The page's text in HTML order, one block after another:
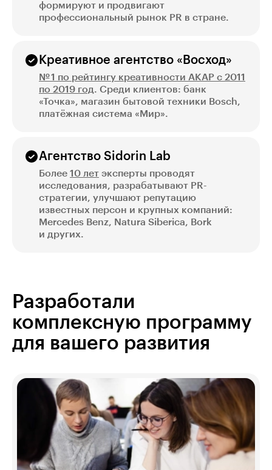
формируют и продвигают
профессиональный рынок PR в стране.
Креативное агентство «Восход»
№ 1 по рейтингу креативности АКАР с 2011
по 2019 год. Среди клиентов: банк
«Точка», магазин бытовой техники Bosch,
платёжная система «Мир».
Агентство Sidorin Lab
Более 10 лет эксперты проводят
исследования, разрабатывают PR-
стратегии, улучшают репутацию
известных персон и крупных компаний:
Mercedes Benz, Natura Siberica, Bork
и других.
Разработали
комплексную программу
для вашего развития